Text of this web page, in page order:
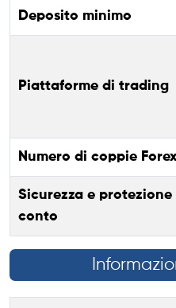
Deposito minimo
Piattaforme di trading
Numero di coppie
Sicurezza e protezione
conto